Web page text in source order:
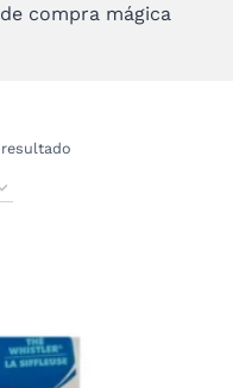
compra mágica